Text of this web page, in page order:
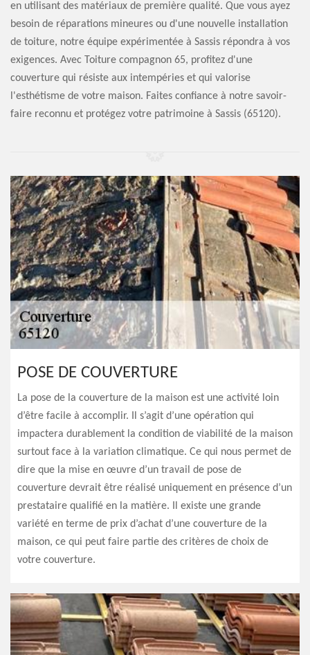
en utilisant des matériaux de première qualité. Que vous ayez
besoin de réparations mineures ou d'une nouvelle installation
de toiture, notre équipe expérimentée à Sassis répondra à vos
exigences. Avec Toiture compagnon 65, profitez d'une
couverture qui résiste aux intempéries et qui valorise
l'esthétisme de votre maison. Faites confiance à notre savoir-
faire reconnu et protégez votre patrimoine à Sassis (65120).
POSE DE COUVERTURE
La pose de la couverture de la maison est une activité loin
d’être facile à accomplir. Il s’agit d’une opération qui
impactera durablement la condition de viabilité de la maison
surtout face à la variation climatique. Ce qui nous permet de
dire que la mise en œuvre d’un travail de pose de
couverture devrait être réalisé uniquement en présence d’un
prestataire qualifié en la matière. Il existe une grande
variété en terme de prix d’achat d’une couverture de la
maison, ce qui peut faire partie des critères de choix de
votre couverture.